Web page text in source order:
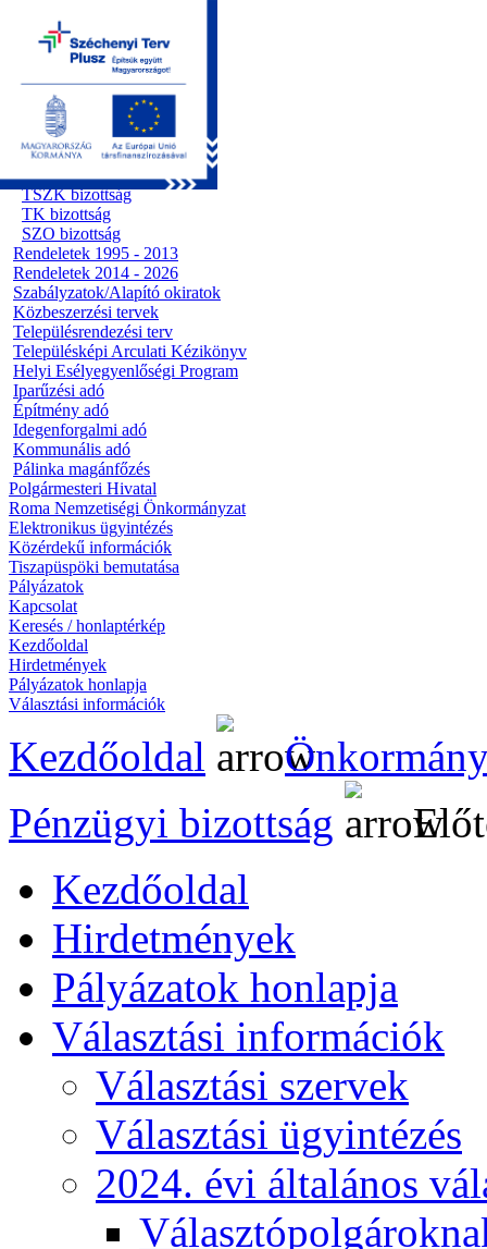
Kezdőoldal
Önkormányzat
Előterjesztések
Testületi ülések
Polgármesteri döntések
Bizottsági ülések
Ügyrendi bizottság
Pénzügyi bizottság
Előterjesztések
TSZK bizottság
TK bizottság
SZO bizottság
Rendeletek 1995 - 2013
Rendeletek 2014 - 2026
Szabályzatok/Alapító okiratok
Közbeszerzési tervek
Településrendezési terv
Településképi Arculati Kézikönyv
Helyi Esélyegyenlőségi Program
Iparűzési adó
Építmény adó
Idegenforgalmi adó
Kommunális adó
Pálinka magánfőzés
Polgármesteri Hivatal
Roma Nemzetiségi Önkormányzat
Elektronikus ügyintézés
Közérdekű információk
Tiszapüspöki bemutatása
Pályázatok
Kapcsolat
Keresés / honlaptérkép
Kezdőoldal
Hirdetmények
Pályázatok honlapja
Választási információk
Kezdőoldal
Pénzügyi bizottság
Kezdőoldal
Hirdetmények
Pályázatok honlapja
Választási információk
Választási szervek
Választási ügyintézés
2024. évi általános